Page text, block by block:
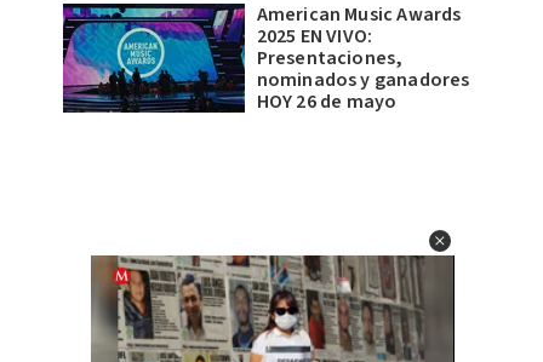
American Music Awards
2025 EN VIVO:
Presentaciones,
nominados y ganadores
HOY 26 de mayo